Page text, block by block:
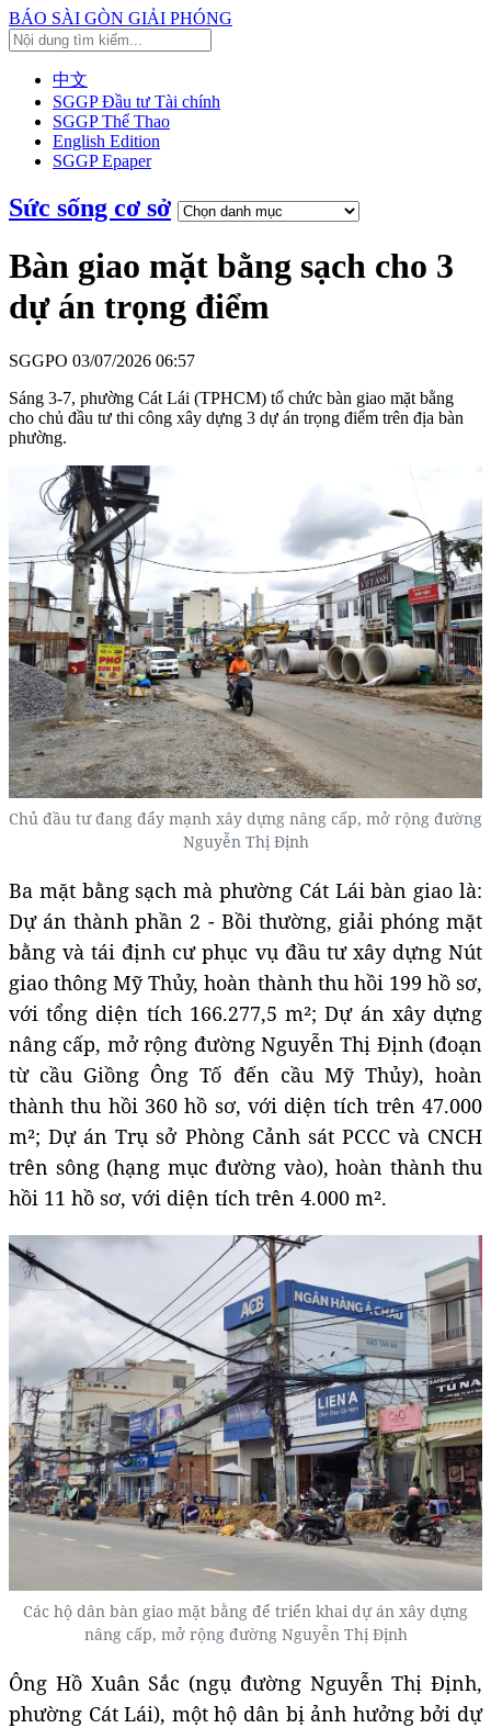
BÁO SÀI GÒN GIẢI PHÓNG
中文
SGGP Đầu tư Tài chính
SGGP Thể Thao
English Edition
SGGP Epaper
Sức sống cơ sở
Bàn giao mặt bằng sạch cho 3
dự án trọng điểm
SGGPO 03/07/2026 06:57
Sáng 3-7, phường Cát Lái (TPHCM) tổ chức bàn giao mặt bằng
cho chủ đầu tư thi công xây dựng 3 dự án trọng điểm trên địa bàn
phường.
Chủ đầu tư đang đẩy mạnh xây dựng nâng cấp, mở rộng đường
Nguyễn Thị Định
Ba mặt bằng sạch mà phường Cát Lái bàn giao là:
Dự án thành phần 2 - Bồi thường, giải phóng mặt
bằng và tái định cư phục vụ đầu tư xây dựng Nút
giao thông Mỹ Thủy, hoàn thành thu hồi 199 hồ sơ,
với tổng diện tích 166.277,5 m²; Dự án xây dựng
nâng cấp, mở rộng đường Nguyễn Thị Định (đoạn
từ cầu Giồng Ông Tố đến cầu Mỹ Thủy), hoàn
thành thu hồi 360 hồ sơ, với diện tích trên 47.000
m²; Dự án Trụ sở Phòng Cảnh sát PCCC và CNCH
trên sông (hạng mục đường vào), hoàn thành thu
hồi 11 hồ sơ, với diện tích trên 4.000 m².
Các hộ dân bàn giao mặt bằng để triển khai dự án xây dựng
nâng cấp, mở rộng đường Nguyễn Thị Định
Ông Hồ Xuân Sắc (ngụ đường Nguyễn Thị Định,
phường Cát Lái), một hộ dân bị ảnh hưởng bởi dự